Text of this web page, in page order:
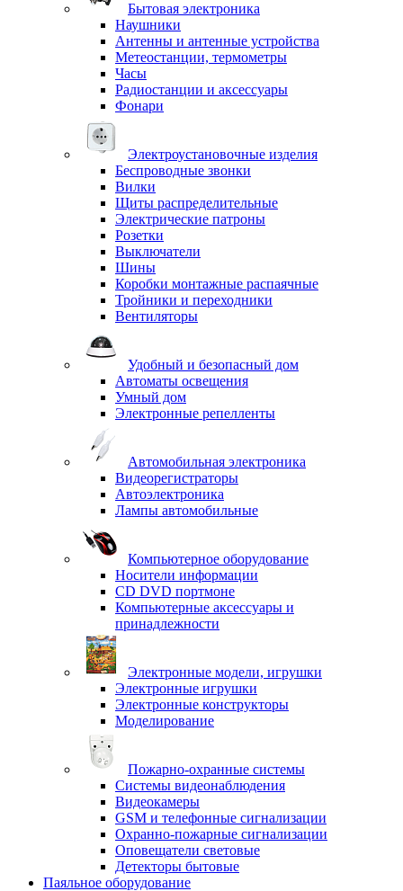
Бытовая электроника
Наушники
Антенны и антенные устройства
Метеостанции, термометры
Часы
Радиостанции и аксессуары
Фонари
Электроустановочные изделия
Беспроводные звонки
Вилки
Щиты распределительные
Электрические патроны
Розетки
Выключатели
Шины
Коробки монтажные распаячные
Тройники и переходники
Вентиляторы
Удобный и безопасный дом
Автоматы освещения
Умный дом
Электронные репелленты
Автомобильная электроника
Видеорегистраторы
Автоэлектроника
Лампы автомобильные
Компьютерное оборудование
Носители информации
CD DVD портмоне
Компьютерные аксессуары и
принадлежности
Электронные модели, игрушки
Электронные игрушки
Электронные конструкторы
Моделирование
Пожарно-охранные системы
Системы видеонаблюдения
Видеокамеры
GSM и телефонные сигнализации
Охранно-пожарные сигнализации
Оповещатели световые
Детекторы бытовые
Паяльное оборудование